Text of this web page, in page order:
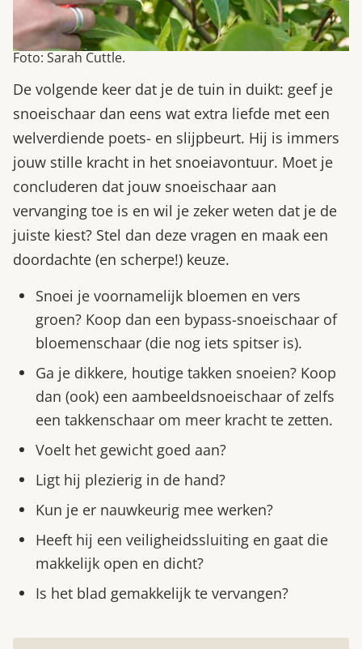
Foto: Sarah Cuttle.
De volgende keer dat je de tuin in duikt: geef je
snoeischaar dan eens wat extra liefde met een
welverdiende poets- en slijpbeurt. Hij is immers
jouw stille kracht in het snoeiavontuur. Moet je
concluderen dat jouw snoeischaar aan
vervanging toe is en wil je zeker weten dat je de
juiste kiest? Stel dan deze vragen en maak een
doordachte (en scherpe!) keuze.
Snoei je voornamelijk bloemen en vers
groen? Koop dan een bypass-snoeischaar of
bloemenschaar (die nog iets spitser is).
Ga je dikkere, houtige takken snoeien? Koop
dan (ook) een aambeeldsnoeischaar of zelfs
een takkenschaar om meer kracht te zetten.
Voelt het gewicht goed aan?
Ligt hij plezierig in de hand?
Kun je er nauwkeurig mee werken?
Heeft hij een veiligheidssluiting en gaat die
makkelijk open en dicht?
Is het blad gemakkelijk te vervangen?